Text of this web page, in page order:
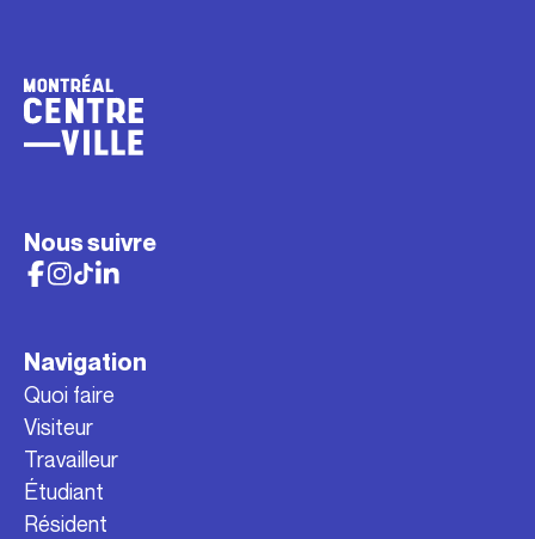
Nous suivre
Navigation
Quoi faire
Visiteur
Travailleur
Étudiant
Résident